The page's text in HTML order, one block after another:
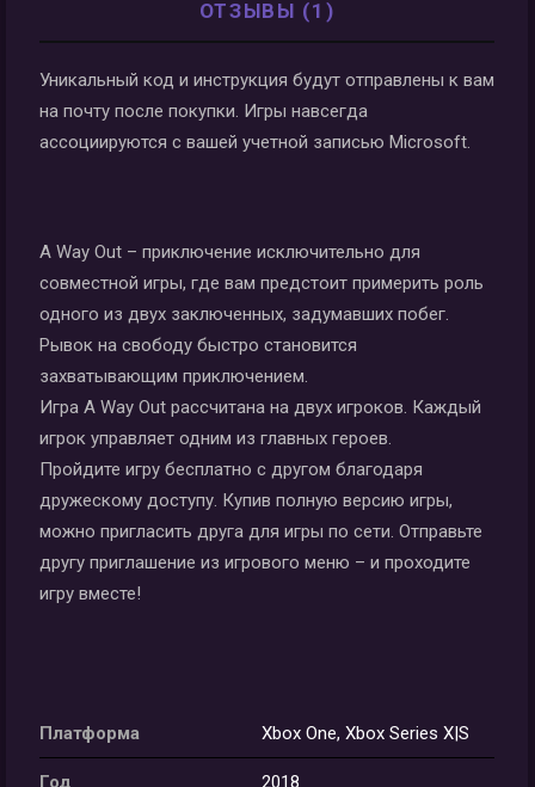
ОТЗЫВЫ (1)
Уникальный код и инструкция будут отправлены к вам
на почту после покупки. Игры навсегда
ассоциируются с вашей учетной записью Microsoft.
A Way Out – приключение исключительно для
совместной игры, где вам предстоит примерить роль
одного из двух заключенных, задумавших побег.
Рывок на свободу быстро становится
захватывающим приключением.
Игра A Way Out рассчитана на двух игроков. Каждый
игрок управляет одним из главных героев.
Пройдите игру бесплатно с другом благодаря
дружескому доступу. Купив полную версию игры,
можно пригласить друга для игры по сети. Отправьте
другу приглашение из игрового меню – и проходите
игру вместе!
Платформа Xbox One, Xbox Series X|S
Год 2018